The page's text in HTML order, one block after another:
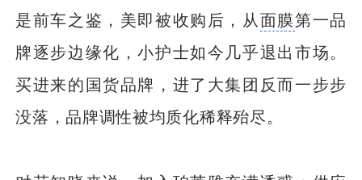
是前车之鉴，美即被收购后，从面膜第一品
牌逐步边缘化，小护士如今几乎退出市场。
买进来的国货品牌，进了大集团反而一步步
没落，品牌调性被均质化稀释殆尽。